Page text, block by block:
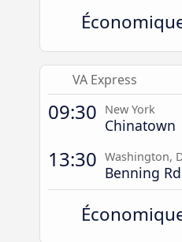
VA Express
09:30 New York
Chinatown
13:30 Washington,
Benning